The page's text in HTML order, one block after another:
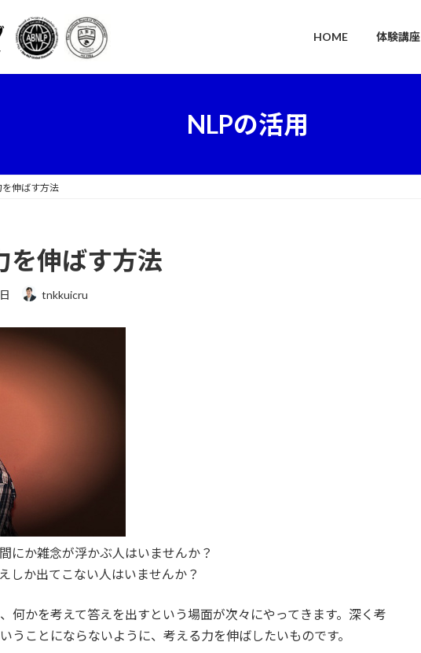
HOME 体験講座
NLPの活用
伸ばす方法
を伸ばす方法
tnkkuicru
にか雑念が浮かぶ人はいませんか？
しか出てこない人はいませんか？
何かを考えて答えを出すという場面が次々にやってきます。深く考
うことにならないように、考える力を伸ばしたいものです。